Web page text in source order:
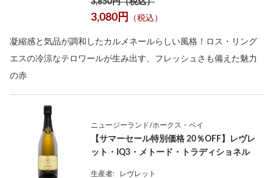
3,080円 （税込）
凝縮感と気品が調和したカルメネールらしい風格！ロス・リング
エスの冷涼なテロワールが生み出す、フレッシュさも備えた魅力
の赤
ニュージーランド/ホークス・ベイ
【サマーセール特別価格 20％OFF】レヴレ
ット・IQ3・メトード・トラディショネル
生産者:
レヴレット